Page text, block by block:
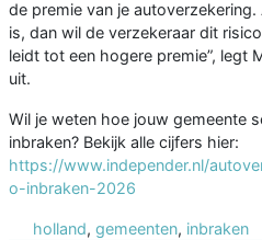
de premie van je
is, dan wil de verzekeraar dit
leidt tot een hogere premie”, legt
uit.
Wil je weten hoe jouw gemeente
inbraken? Bekijk alle cijfers hier:
https://www.independer.nl/
o-inbraken-2026
holland, gemeenten, inbraken